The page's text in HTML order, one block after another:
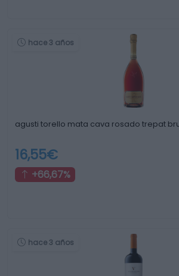
hace 3 años
agusti torello mata cava rosado trepat
16,55€
+66,67%
hace 3 años